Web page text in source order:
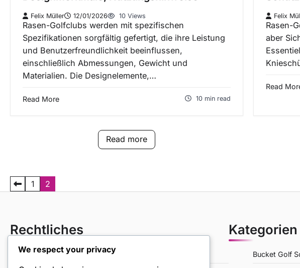
Felix Müller 12/01/2026 10 Views
Rasen-Golfclubs werden mit spezifischen
Spezifikationen sorgfältig gefertigt, die ihre Leistung
und Benutzerfreundlichkeit beeinflussen,
einschließlich Abmessungen, Gewicht und
Materialien. Die Designelemente,…
Read More 10 min read
Felix
Rasen-
aber
Read
Read more
P
t
1 2
Rechtliches
Cookie-Richtlinie
Kategorien
Bucket Golf
We respect your privacy